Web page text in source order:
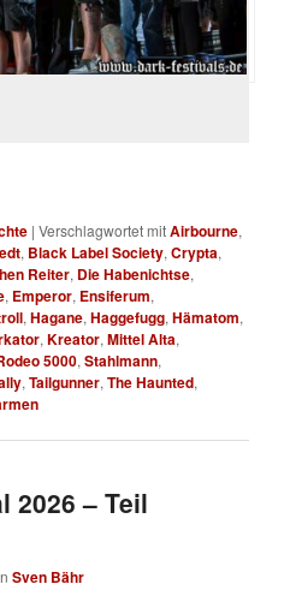
|Verschlagwortet mitAirbourne,
, Black Label Society,Crypta,
Reiter, Die Habenichtse,
, Emperor, Ensiferum,
,Hagane,Haggefugg,Hämatom,
,Kreator,Mittel Alta,
5000,Stahlmann,
,Tailgunner,The Haunted,
2026 – Teil
Sven Bähr